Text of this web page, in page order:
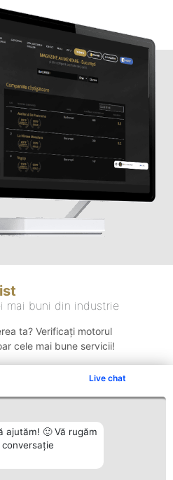
Live chat
ajutăm! 🙂 Vă rugăm
mai buni din industrie
ta? Verificați motorul
cele mai bune servicii!